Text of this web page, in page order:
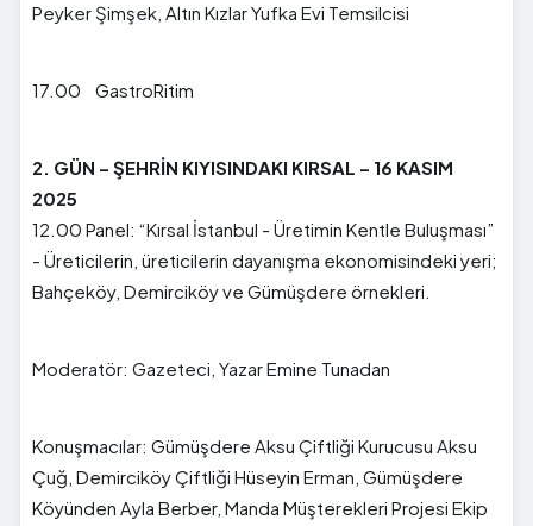
Peyker Şimşek, Altın Kızlar Yufka Evi Temsilcisi
17.00 GastroRitim
2. GÜN – ŞEHRİN KIYISINDAKI KIRSAL – 16 KASIM
2025
12.00 Panel: “Kırsal İstanbul - Üretimin Kentle Buluşması”
- Üreticilerin, üreticilerin dayanışma ekonomisindeki yeri;
Bahçeköy, Demirciköy ve Gümüşdere örnekleri.
Moderatör: Gazeteci, Yazar Emine Tunadan
Konuşmacılar: Gümüşdere Aksu Çiftliği Kurucusu Aksu
Çuğ, Demirciköy Çiftliği Hüseyin Erman, Gümüşdere
Köyünden Ayla Berber, Manda Müşterekleri Projesi Ekip